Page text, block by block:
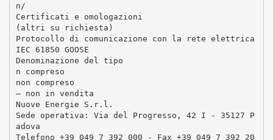
n/
Certificati e omologazioni
(altri su richiesta)
Protocollo di comunicazione con la rete elettrica
IEC 61850 GOOSE
Denominazione del tipo
n compreso
non compreso
– non in vendita
Nuove Energie S.r.l.
Sede operativa: Via del Progresso, 42 I - 35127 P
adova
Telefono +39 049 7 392 000 - Fax +39 049 7 392 20